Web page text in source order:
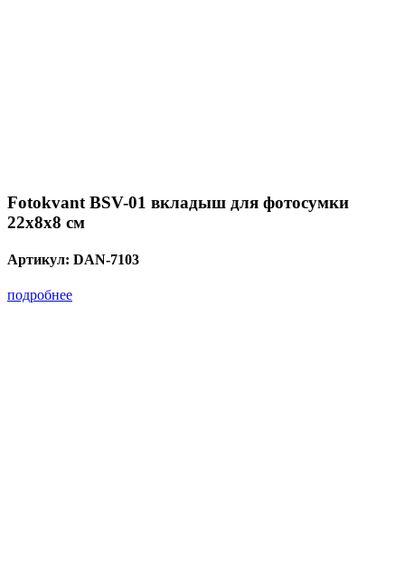
Fotokvant BSV-01 вкладыш для фотосумки
22x8x8 см
Артикул: DAN-7103
подробнее